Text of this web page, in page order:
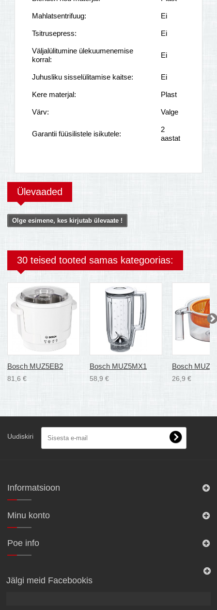
Mahlatsentrifuug: Ei
Tsitrusepress: Ei
Väljalülitumine ülekuumenemise
korral:
Ei
Juhusliku sisselülitamise kaitse: Ei
Kere materjal: Plast
Värv: Valge
Garantii füüsilistele isikutele:
2
aastat
Ülevaaded
Olge esimene, kes kirjutab ülevaate !
30 teised tooted samas kategoorias:
Bosch MUZ5EB2
81,6 €
Bosch MUZ5MX1
58,9 €
Bosch
26,9 €
Uudiskiri
Informatsioon
Minu konto
Poe info
Jälgi meid Facebookis